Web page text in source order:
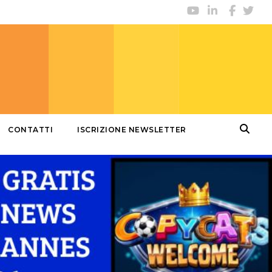
CONTATTI ISCRIZIONE NEWSLETTER